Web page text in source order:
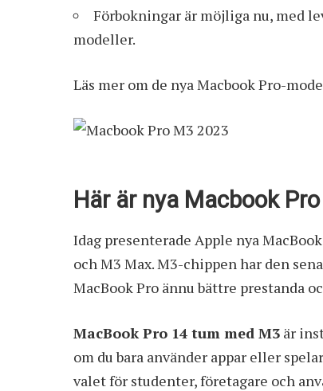
Förbokningar är möjliga nu, med
modeller.
Läs mer om de nya Macbook Pro-
Här är nya Macbook
Idag presenterade Apple nya
och M3 Max. M3-chippen har den
MacBook Pro ännu bättre prestanda
MacBook Pro 14 tum med M3 är
om du bara använder appar eller
valet för studenter, företagare och